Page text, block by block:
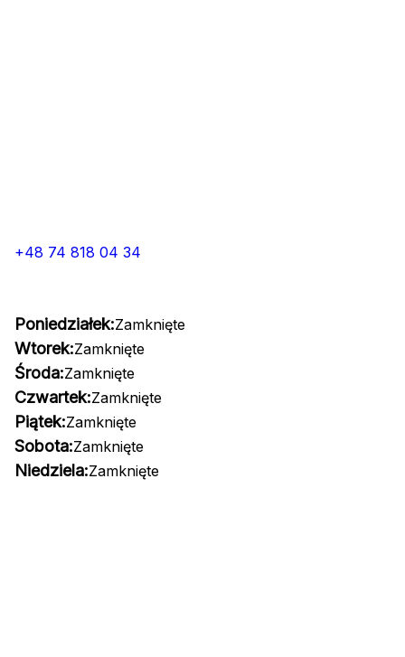
+48 74 818 04 34
Poniedziałek:Zamknięte
Wtorek:Zamknięte
Środa:Zamknięte
Czwartek:Zamknięte
Piątek:Zamknięte
Sobota:Zamknięte
Niedziela:Zamknięte